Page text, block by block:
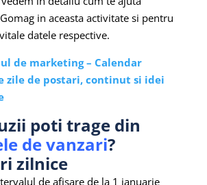
in aceasta activitate si pentru
datele respective.
de marketing – Calendar
zile de postari, continut si idei
poti trage din
de vanzari?
zilnice
de afisare de la 1 ianuarie